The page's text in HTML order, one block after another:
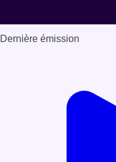
Dernière émission